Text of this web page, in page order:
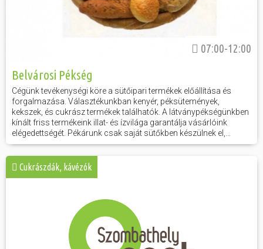
07:00-12:00
Belvárosi Pékség
Cégünk tevékenységi köre a sütőipari termékek előállítása és
forgalmazása. Választékunkban kenyér, péksütemények,
kekszek, és cukrász termékek találhatók. A látványpékségünkben
kínált friss termékeink illat- és ízvilága garantálja vásárlóink
elégedettségét. Pékárunk csak saját sütőkben készülnek el,...
Cukrászdák, kávézók